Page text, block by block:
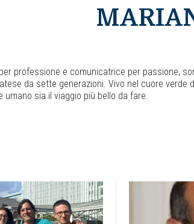
professione e comunicatrice per passione,
da sette generazioni. Vivo nel cuore
umano sia il viaggio più bello da fare.